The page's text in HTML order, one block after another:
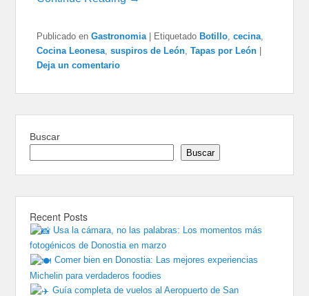
Publicado en Gastronomia Etiquetado Botillo,cecina,
Cocina Leonesa,suspiros de León,Tapas por León
Deja un comentario
Buscar
Buscar
Recent Posts
Usa la cámara, no las palabras: Los momentos más
fotogénicos de Donostia en marzo
Comer bien en Donostia: Las mejores experiencias
Michelin para verdaderos foodies
Guía completa de vuelos al Aeropuerto de San